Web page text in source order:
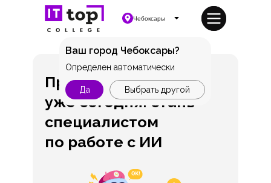
Чебоксары
Ваш город Чебоксары?
Да Выбрать другой
Определен автоматически
Профессия будущего
уже сегодня: стань
специалистом
по работе с ИИ